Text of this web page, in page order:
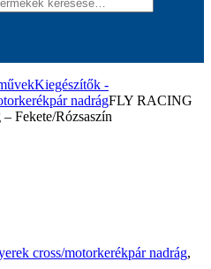
Kiegészítők -
nadrágFLY RACING
Fekete/Rózsaszín
cross/motorkerékpár nadrág,